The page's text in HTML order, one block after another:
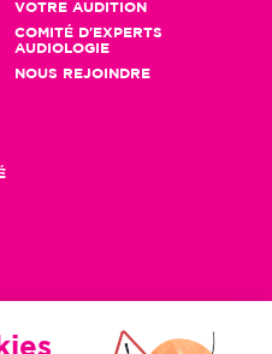
VOTRE AUDITION
COMITÉ D'EXPERTS
AUDIOLOGIE
NOUS REJOINDRE